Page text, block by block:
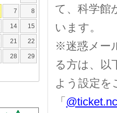
て、科学館
います。
※迷惑メー
る方は、以
よう設定を
「
7 8
14 15
21 22
28 29